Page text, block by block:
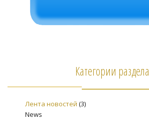
Категории раздела
Лента новостей (3)
News